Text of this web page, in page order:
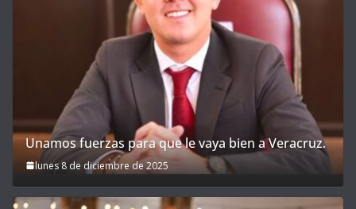
Unamos fuerzas para que le vaya bien a Veracruz.
lunes 8 de diciembre de 2025